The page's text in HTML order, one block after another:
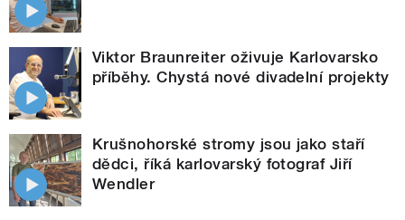
Viktor Braunreiter oživuje Karlovarsko
příběhy. Chystá nové divadelní projekty
Krušnohorské stromy jsou jako staří
dědci, říká karlovarský fotograf Jiří
Wendler